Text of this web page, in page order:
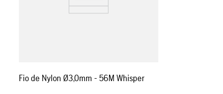
Fio de Nylon Ø3,0mm - 56M Whisper